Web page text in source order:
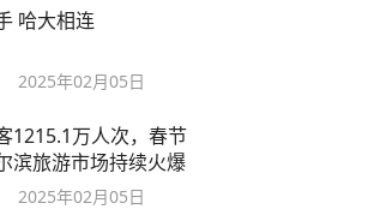
哈大相连
2025年02月05日
1215.1万人次，春节
滨旅游市场持续火爆
2025年02月05日